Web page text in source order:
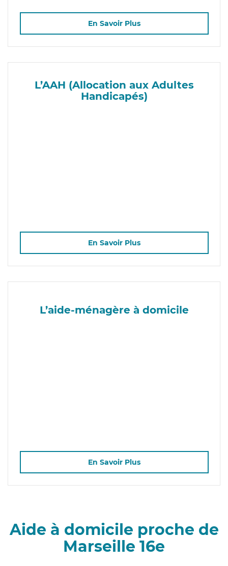
En Savoir Plus
L’AAH (Allocation aux Adultes
Handicapés)
En Savoir Plus
L’aide-ménagère à domicile
En Savoir Plus
Aide à domicile proche de
Marseille 16e